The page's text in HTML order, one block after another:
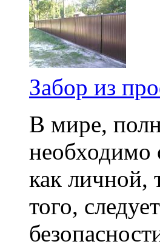
Забор из
В мире,
необходимо
как личной,
того,